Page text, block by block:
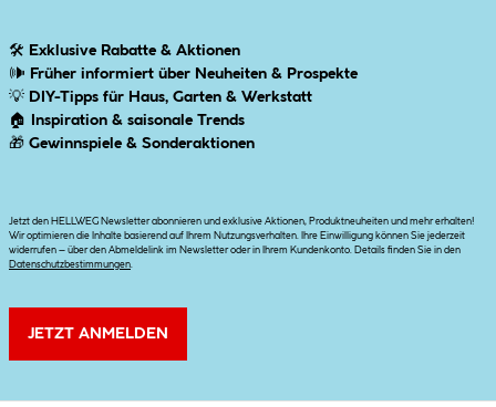
🛠 Exklusive Rabatte & Aktionen
🕪 Früher informiert über Neuheiten & Prospekte
💡 DIY-Tipps für Haus, Garten & Werkstatt
🏠
Inspiration & saisonale Trends
🎁 Gewinnspiele & Sonderaktionen
Jetzt den HELLWEG Newsletter abonnieren und exklusive Aktionen, Produktneuheiten und mehr erhalten!
Wir optimieren die Inhalte basierend auf Ihrem Nutzungsverhalten. Ihre Einwilligung können Sie jederzeit
widerrufen – über den Abmeldelink im Newsletter oder in Ihrem Kundenkonto. Details finden Sie in den
Datenschutzbestimmungen
JETZT ANMELDEN